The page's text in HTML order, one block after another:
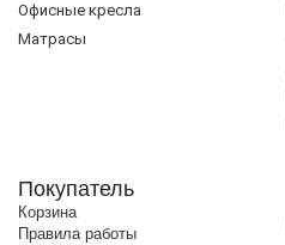
Офисные кресла
Матрасы
Покупатель
Корзина
Правила работы